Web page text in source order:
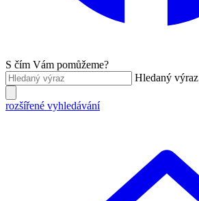
S čím Vám pomůžeme?
Hledaný výraz
rozšířené vyhledávání